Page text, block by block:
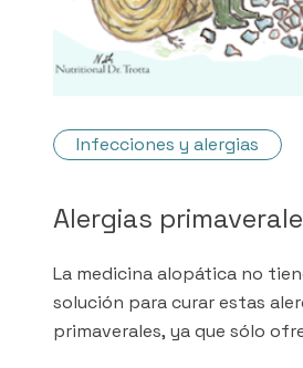
Infecciones y alergias
Alergias
La medicina alopática no
solución para curar estas
primaverales, ya que sólo